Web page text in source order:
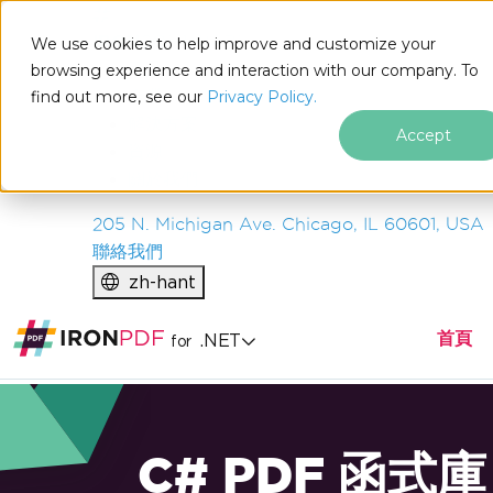
We use cookies to help improve and customize your
browsing experience and interaction with our company. To
find out more, see our Privacy Policy.
Accept
IRONSOFTWARE
產品
企業
205 N. Michigan Ave. Chicago, IL 60601, USA
聯絡我們
zh-hant
for .NET 首頁
C# PDF 函式庫